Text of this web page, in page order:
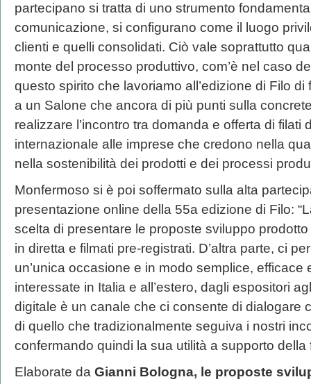
partecipano si tratta di uno strumento
comunicazione, si configurano come il luogo
clienti e quelli consolidati. Ciò vale soprattutto
monte del processo produttivo, com’è nel caso
questo spirito che lavoriamo all’edizione di Filo
a un Salone che ancora di più punti sulla
realizzare l’incontro tra domanda e offerta di filati
internazionale alle imprese che credono nella
nella sostenibilità dei prodotti e dei processi
Monfermoso si è poi soffermato sulla alta
presentazione online della 55a edizione di Filo:
scelta di presentare le proposte sviluppo
in diretta e filmati pre-registrati. D’altra parte, ci
un’unica occasione e in modo semplice, efficace
interessate in Italia e all’estero, dagli espositori
digitale è un canale che ci consente di dialogare
di quello che tradizionalmente seguiva i nostri
confermando quindi la sua utilità a supporto della
Elaborate da Gianni Bologna, le proposte